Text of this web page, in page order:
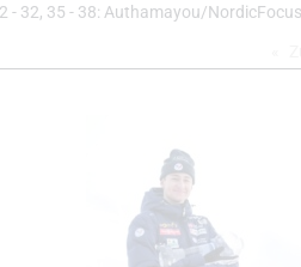
- 32, 35 - 38: Authamayou/